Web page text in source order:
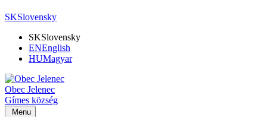
SKSlovensky
SKSlovensky
ENEnglish
HUMagyar
Obec Jelenec
Gímes község
Menu